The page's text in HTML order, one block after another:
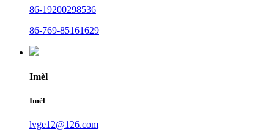
86-19200298536
86-769-85161629
Imèl
Imèl
lvge12@126.com